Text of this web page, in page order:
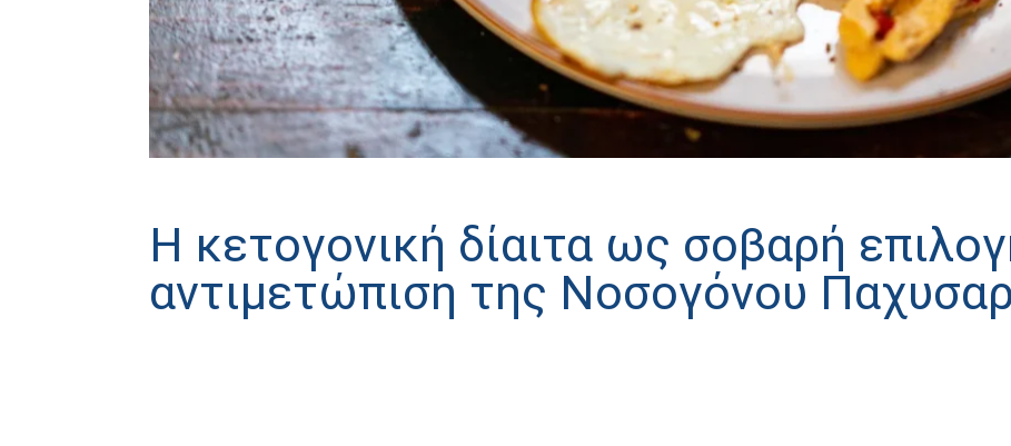
Η κετογονική δίαιτα ως σοβαρή
αντιμετώπιση της Νοσογόνου